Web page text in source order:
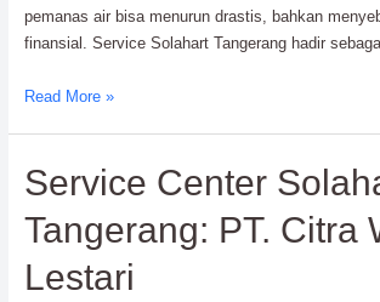
pemanas air bisa menurun drastis, bahkan
finansial. Service Solahart Tangerang hadir
Service
Cepat,
Profesional.!!!
Read More »
Service Center
Tangerang: PT. Citra
Lestari